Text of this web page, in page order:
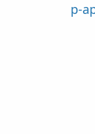
p-